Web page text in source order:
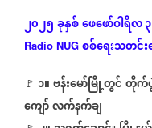
၂၀၂၅ခုနှစ်ဖေဖော်ဝါရီလ ၃
Radio NUG စစ်ရေးသတင်း
🚩 ၁။ဗန်းမော်မြို့တွင်တိုက်ပွဲ
ကျော်လက်နက်ချ